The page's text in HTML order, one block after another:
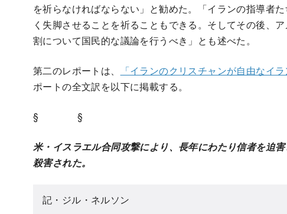
を祈らなければならない」と勧めた。「イランの指導者
く失脚させることを祈ることもできる。そしてその後、
割について国民的な議論を行うべき」とも述べた。
第二のレポートは、 「イランのクリスチャンが自由なイ
ポートの全文訳を以下に掲載する。
§ §
米・イスラエル合同攻撃により、長年にわたり信者を迫
殺害された。
記・ジル・ネルソン